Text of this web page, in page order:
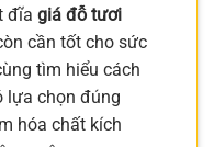
đĩa giá đỗ tươi
cần tốt cho sức
tìm hiểu cách
lựa chọn đúng
hóa chất kích